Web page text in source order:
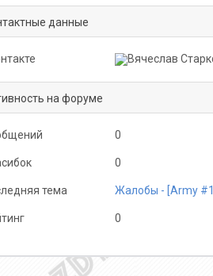
данные
на форуме
0
0
тема Жалобы - [Army #1]
0